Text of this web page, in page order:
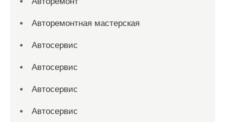
Авторемонтная мастерская
Автосервис
Автосервис
Автосервис
Автосервис